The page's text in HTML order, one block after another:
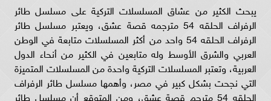
يبحث الكثير من عشاق المسلسلات التركية على مسلسل طائر
الرفراف الحلقه 54 مترجمه قصة عشق، ويعتبر مسلسل طائر
الرفراف الحلقه 54 واحد من أكثر المسلسلات متابعة في الوطن
العربي والشرق الأوسط وله متابعين في الكثير من أنحاء الدول
العربية، وتعتبر المسلسلات التركية واحدة من المسلسلات المتميزة
التي نجحت بشكل كبير في مصر، وأهمها مسلسل طائر الرفراف
الحلقه 54 مترجم قصة عشق، ومن المتوقع أن مسلسل طائر